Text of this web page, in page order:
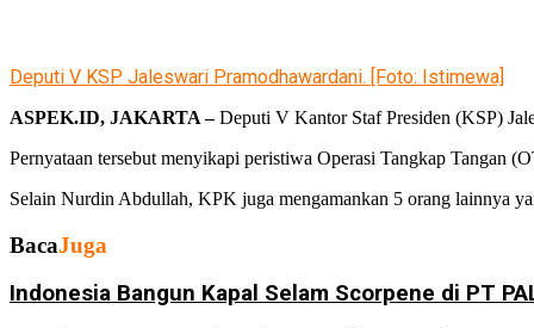
Deputi V KSP Jaleswari Pramodhawardani. [Foto: Istimewa]
ASPEK.ID, JAKARTA –Deputi V Kantor Staf Presiden (KSP)
Pernyataan tersebut menyikapi peristiwa Operasi Tangkap Tangan
Selain Nurdin Abdullah, KPK juga mengamankan 5 orang lainnya
BacaJuga
Indonesia Bangun Kapal Selam Scorpene di PT